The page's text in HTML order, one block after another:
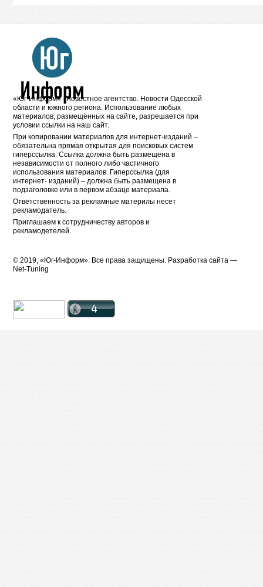
«Юг-Информ» - новостное агентство. Новости Одесской
области и южного региона. Использование любых
материалов, размещённых на сайте, разрешается при
условии ссылки на наш сайт.
При копировании материалов для интернет-изданий –
обязательна прямая открытая для поисковых систем
гиперссылка. Ссылка должна быть размещена в
независимости от полного либо частичного
использования материалов. Гиперссылка (для
интернет- изданий) – должна быть размещена в
подзаголовке или в первом абзаце материала.
Ответственность за рекламные материлы несет
рекламодатель.
Приглашаем к сотрудничеству авторов и
рекламодетелей.
© 2019, «Юг-Информ». Все права защищены. Разработка cайта —
Net-Tuning